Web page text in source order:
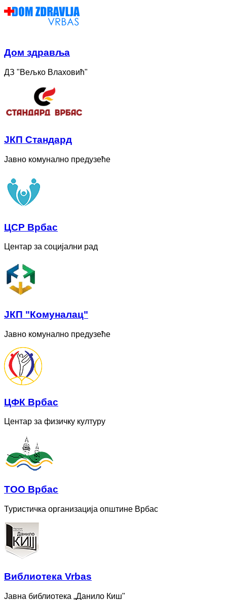
Дом здравља
ДЗ "Вељко Влаховић"
ЈКП Стандард
Јавно комунално предузеће
ЦСР Врбас
Центар за социјални рад
ЈКП "Комуналац"
Јавно комунално предузеће
ЦФК Врбас
Центар за физичку културу
ТОО Врбас
Туристичка организација општине Врбас
Bиблиотека Vrbas
Јавна библиотека „Данило Киш"